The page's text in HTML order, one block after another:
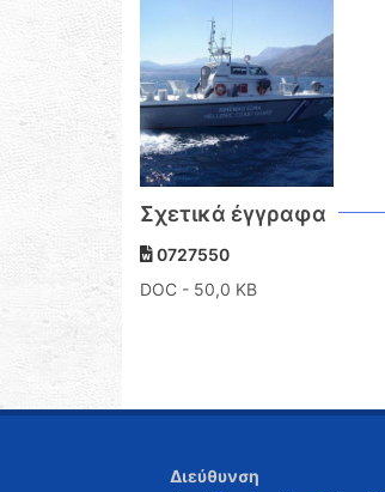
Σχετικά έγγραφα
0727550
DOC - 50,0 KB
Διεύθυνση